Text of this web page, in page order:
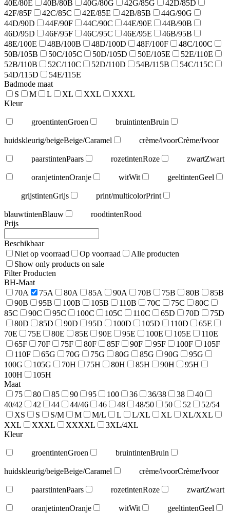
40E/80E
40B/80B 40G/80G 42G/85G
42D/85D
42F/85F
42C/85C 42E/85E 42B/85B
44G/90G
44D/90D
44F/90F 44C/90C 44E/90E
44B/90B
46D/95D
46F/95F 46C/95C 46E/95E
46B/95B
48E/100E
48B/100B 48D/100D 48F/100F
48C/100C
50B/105B
50C/105C 50D/105D 50E/105E
52E/110E
52B/110B
52C/110C 52D/110D 54B/115B
54C/115C
54D/115D
54E/115E
Badmode maat
S
M L XL XXL
XXXL
Kleur
groentintenGroen bruintintenBruin
huidskleurig/beigeBeige/Caramel crème/ivoorCrème/Ivoor
paarstintenPaars rozetintenRoze zwartZwart
oranjetintenOranje witWit geeltintenGeel
grijstintenGrijs print/multicolorPrint
blauwtintenBlauw roodtintenRood
Prijs
Beschikbaar
Niet op voorraad
Op voorraad
Alle producten
Show only products on sale
Filter Producten
BH-Maat
70A
75A 80A 85A 90A 70B 75B 80B
85B
90B
95B 100B 105B 110B 70C 75C
80C
85C
90C 95C 100C 105C 110C 65D 70D
75D
80D
85D 90D 95D 100D 105D 110D
65E
70E
75E 80E 85E 90E 95E 100E 105E
110E
65F
70F 75F 80F 85F 90F 95F 100F
105F
110F
65G 70G 75G 80G 85G 90G
95G
100G
105G 70H 75H 80H 85H 90H
95H
100H
105H
Maat
75
80 85 90 95 100 36 36/38 38
40
40/42
42 44 44/46 46 48 48/50 50 52
52/54
XS
S S/M M M/L L L/XL XL
XL/XXL
XXL
XXXL XXXXL
3XL/4XL
Kleur
groentintenGroen bruintintenBruin
huidskleurig/beigeBeige/Caramel crème/ivoorCrème/Ivoor
paarstintenPaars rozetintenRoze zwartZwart
oranjetintenOranje witWit geeltintenGeel